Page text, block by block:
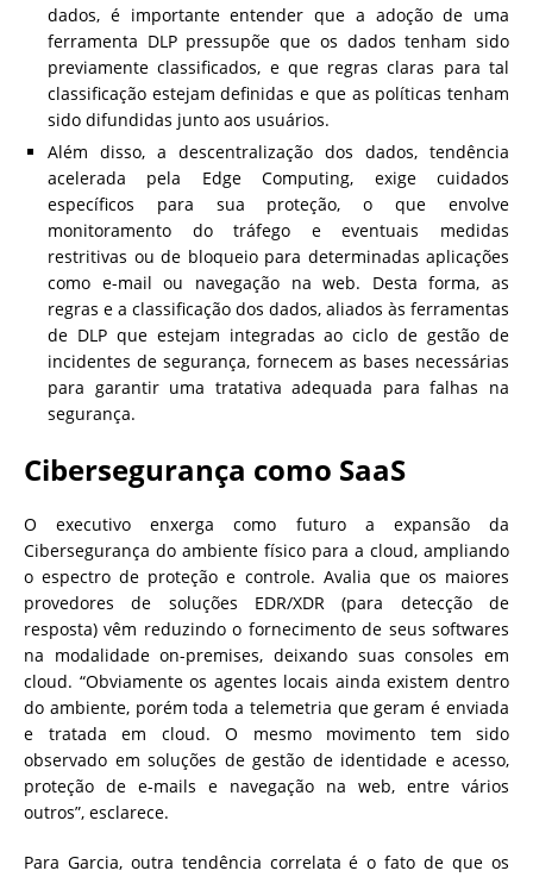
dados, é importante entender que a adoção de uma
ferramenta DLP pressupõe que os dados tenham sido
previamente classificados, e que regras claras para tal
classificação estejam definidas e que as políticas tenham
sido difundidas junto aos usuários.
Além disso, a descentralização dos dados, tendência
acelerada pela Edge Computing, exige cuidados
específicos para sua proteção, o que envolve
monitoramento do tráfego e eventuais medidas
restritivas ou de bloqueio para determinadas aplicações
como e-mail ou navegação na web. Desta forma, as
regras e a classificação dos dados, aliados às ferramentas
de DLP que estejam integradas ao ciclo de gestão de
incidentes de segurança, fornecem as bases necessárias
para garantir uma tratativa adequada para falhas na
segurança.
Cibersegurança como SaaS
O executivo enxerga como futuro a expansão da
Cibersegurança do ambiente físico para a cloud, ampliando
o espectro de proteção e controle. Avalia que os maiores
provedores de soluções EDR/XDR (para detecção de
resposta) vêm reduzindo o fornecimento de seus softwares
na modalidade on-premises, deixando suas consoles em
cloud. “Obviamente os agentes locais ainda existem dentro
do ambiente, porém toda a telemetria que geram é enviada
e tratada em cloud. O mesmo movimento tem sido
observado em soluções de gestão de identidade e acesso,
proteção de e-mails e navegação na web, entre vários
outros”, esclarece.
Para Garcia, outra tendência correlata é o fato de que os